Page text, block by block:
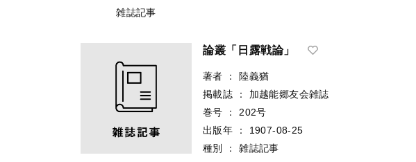
雑誌記事
論叢「日露戦論」
著者 ：
陸義猶
掲載誌
：
加越能郷友会雑誌
巻号
：
202号
出版年
：
1907-08-25
種別
： 雑誌記事